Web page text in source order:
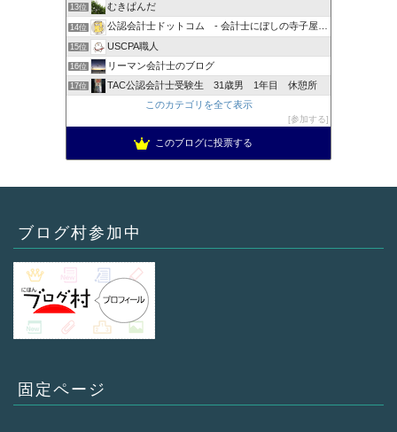
13位 むきぱんだ
14位 公認会計士ドットコム - 会計士にぼしの寺子屋ブログ -
15位 USCPA職人
16位 リーマン会計士のブログ
17位
TAC公認会計士受験生 31歳男 1年目 休憩所
このカテゴリを全て表示
参加する
このブログに投票する
ブログ村参加中
固定ページ